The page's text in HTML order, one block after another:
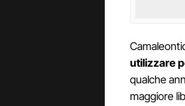
utilizzare
qualche
maggiore